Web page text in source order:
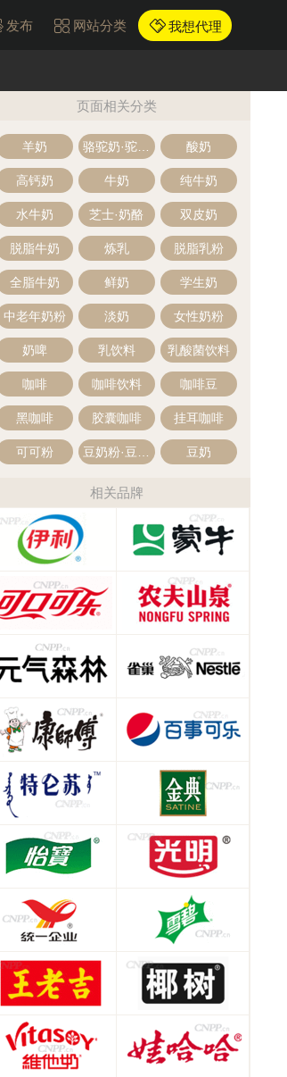
发布 网站分类 我想代理
页面相关分类
羊奶 骆驼奶·驼奶粉 酸奶
高钙奶 牛奶 纯牛奶
水牛奶 芝士·奶酪 双皮奶
脱脂牛奶 炼乳 脱脂乳粉
全脂牛奶 鲜奶 学生奶
中老年奶粉 淡奶 女性奶粉
奶啤 乳饮料 乳酸菌饮料
咖啡 咖啡饮料 咖啡豆
黑咖啡 胶囊咖啡 挂耳咖啡
可可粉 豆奶
相关品牌